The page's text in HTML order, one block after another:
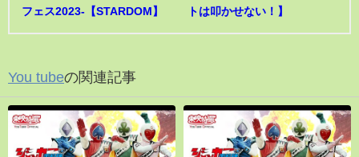
フェス2023-【STARDOM】
トは叩かせない！】
You tubeの関連記事